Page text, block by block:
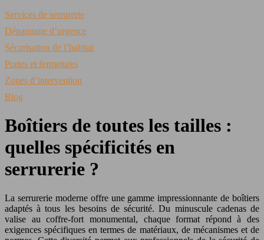
Services de serrurerie
Dépannage d’urgence
Sécurisation de l’habitat
Portes et fermetures
Zones d’intervention
Blog
Boîtiers de toutes les tailles :
quelles spécificités en
serrurerie ?
La serrurerie moderne offre une gamme impressionnante de boîtiers
adaptés à tous les besoins de sécurité. Du minuscule cadenas de
valise au coffre-fort monumental, chaque format répond à des
exigences spécifiques en termes de matériaux, de mécanismes et de